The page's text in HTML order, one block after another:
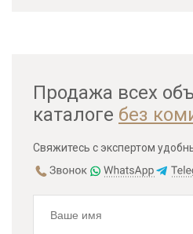
Продажа всех
каталоге без
Свяжитесь с экспертом